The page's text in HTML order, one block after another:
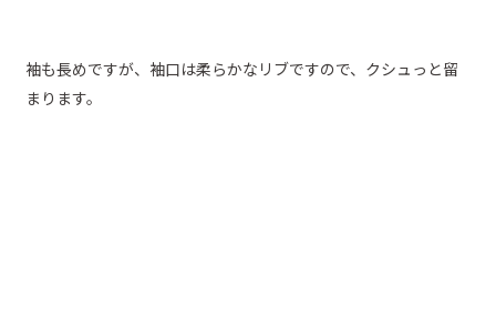
袖も長めですが、袖口は柔らかなリブですので、クシュっと留
まります。